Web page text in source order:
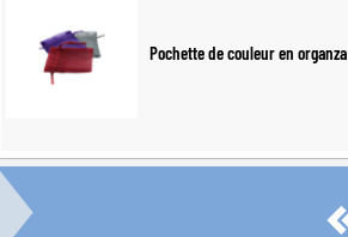
Pochette de couleur en organza